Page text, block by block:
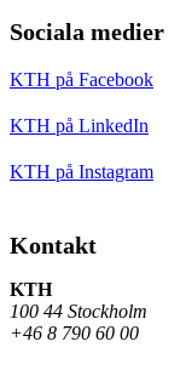
Sociala medier
KTH på Facebook
KTH på LinkedIn
KTH på Instagram
Kontakt
KTH
100 44 Stockholm
+46 8 790 60 00